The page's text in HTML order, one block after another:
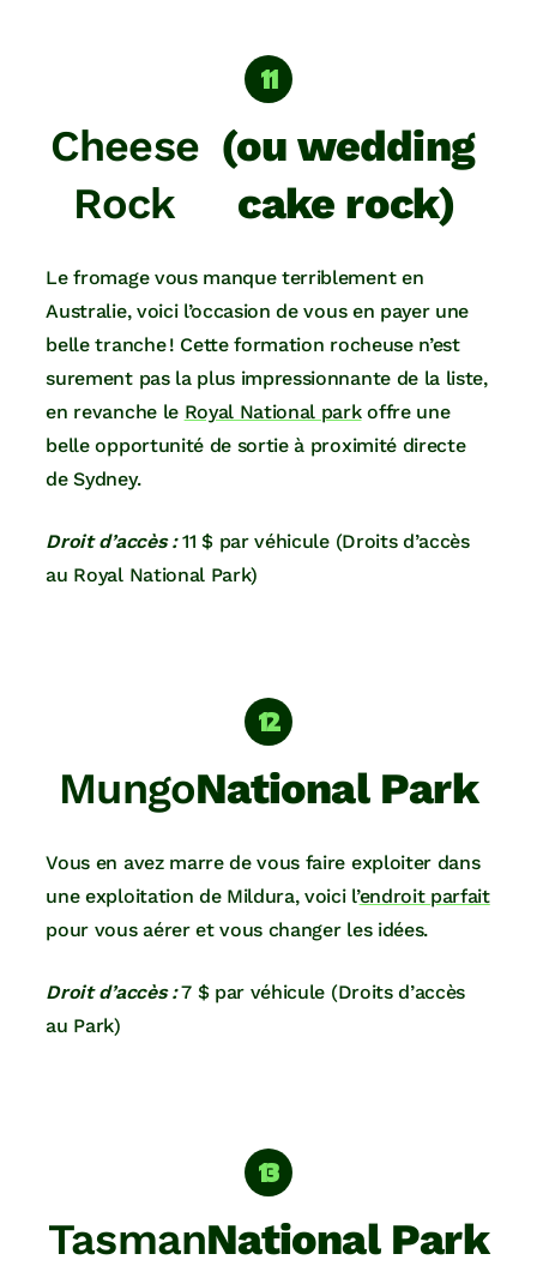
Cheese
Rock
(ou wedding
cake rock)
Le fromage vous manque terriblement en
Australie, voici l’occasion de vous en payer une
belle tranche ! Cette formation rocheuse n’est
surement pas la plus impressionnante de la liste,
en revanche le Royal National parkoffre une
belle opportunité de sortie à proximité directe
de Sydney.
Droit d’accès :11 $ par véhicule (Droits d’accès
au Royal National Park)
MungoNational Park
Vous en avez marre de vous faire exploiter dans
une exploitation de Mildura, voici l’endroit parfait
pour vous aérer et vous changer les idées.
Droit d’accès :7 $ par véhicule (Droits d’accès
au Park)
TasmanNational Park